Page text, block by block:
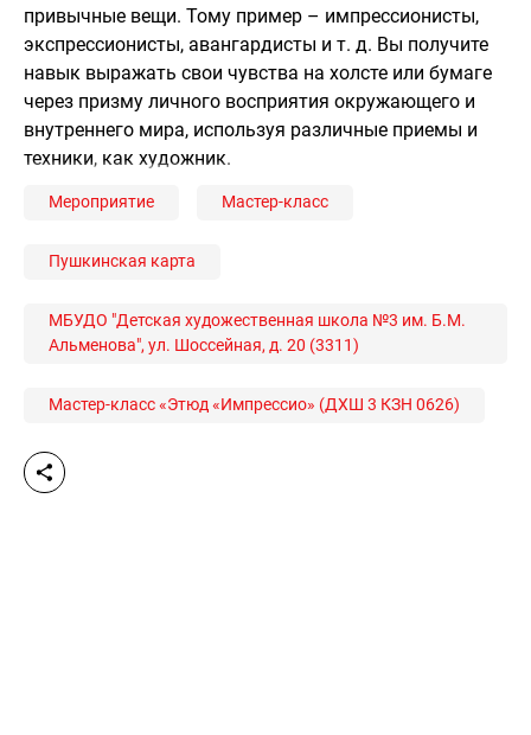
привычные вещи. Тому пример – импрессионисты,
экспрессионисты, авангардисты и т. д. Вы получите
навык выражать свои чувства на холсте или бумаге
через призму личного восприятия окружающего и
внутреннего мира, используя различные приемы и
техники, как художник.
Мероприятие Мастер-класс
Пушкинская карта
МБУДО "Детская художественная школа №3 им. Б.М.
Альменова", ул. Шоссейная, д. 20 (3311)
Мастер-класс «Этюд «Импрессио» (ДХШ 3 КЗН 0626)